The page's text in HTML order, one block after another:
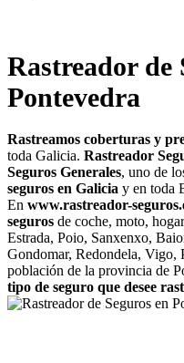
Rastreador de
Pontevedra
Rastreamos coberturas y
toda Galicia. Rastreador
Seguros Generales, uno de
seguros en Galicia y en toda
En www.rastreador-
seguros de coche, moto,
Estrada, Poio, Sanxenxo,
Gondomar, Redondela, Vigo,
población de la provincia de
tipo de seguro que desee